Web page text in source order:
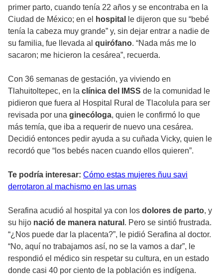
primer parto, cuando tenía 22 años y se encontraba en la
Ciudad de México; en el
hospital
le dijeron que su “bebé
tenía la cabeza muy grande” y, sin dejar entrar a nadie de
su familia, fue llevada al quirófano. “Nada más me lo
sacaron; me hicieron la cesárea”, recuerda.
Con 36 semanas de gestación, ya viviendo en
Tlahuitoltepec, en la clínica del IMSS de la comunidad le
pidieron que fuera al Hospital Rural de Tlacolula para ser
revisada por una ginecóloga, quien le confirmó lo que
más temía, que iba a requerir de nuevo una cesárea.
Decidió entonces pedir ayuda a su cuñada Vicky, quien le
recordó que “los bebés nacen cuando ellos quieren”.
Te podría interesar: Cómo estas mujeres ñuu savi
derrotaron al machismo en las urnas
Serafina acudió al hospital ya con los dolores de parto, y
su hijo nació de manera natural . Pero se sintió frustrada.
“¿Nos puede dar la placenta?”, le pidió Serafina al doctor.
“No, aquí no trabajamos así, no se la vamos a dar”, le
respondió el médico sin respetar su cultura, en un estado
donde casi 40 por ciento de la población es indígena.